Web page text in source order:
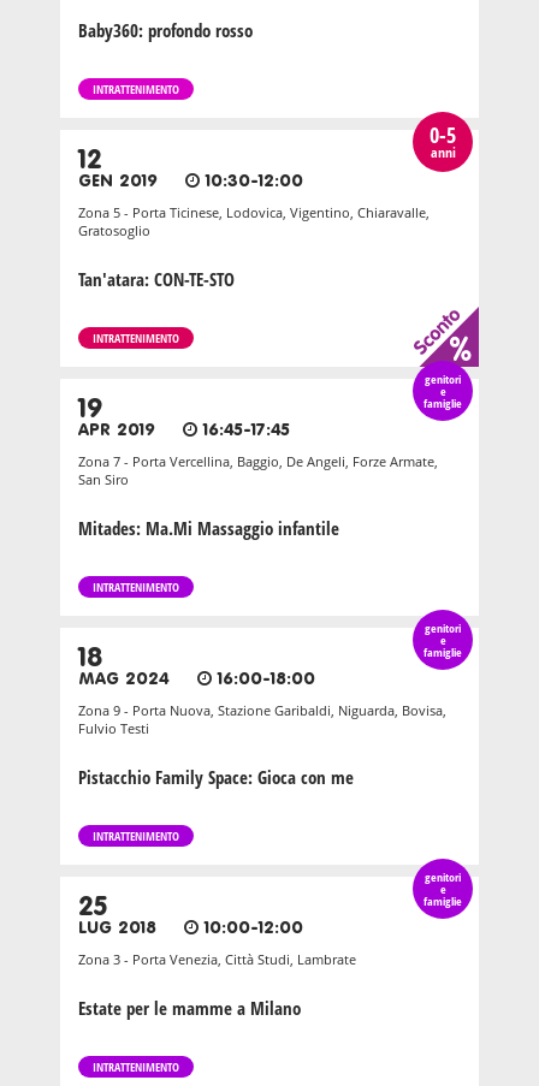
Baby360: profondo rosso
INTRATTENIMENTO
0-5
anni
12
GEN 2019 10:30-12:00
Zona 5 - Porta Ticinese, Lodovica, Vigentino, Chiaravalle,
Gratosoglio
Tan'atara: CON-TE-STO
INTRATTENIMENTO
genitori
e
famiglie
19
APR 2019 16:45-17:45
Zona 7 - Porta Vercellina, Baggio, De Angeli, Forze Armate,
San Siro
Mitades: Ma.Mi Massaggio infantile
INTRATTENIMENTO
genitori
e
famiglie
18
MAG 2024 16:00-18:00
Zona 9 - Porta Nuova, Stazione Garibaldi, Niguarda, Bovisa,
Fulvio Testi
Pistacchio Family Space: Gioca con me
INTRATTENIMENTO
genitori
e
famiglie
25
LUG 2018 10:00-12:00
Zona 3 - Porta Venezia, Città Studi, Lambrate
Estate per le mamme a Milano
INTRATTENIMENTO